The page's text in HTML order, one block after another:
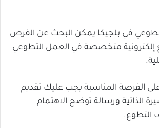
في بلجيكا يمكن البحث عن الفرص
إلكترونية متخصصة في العمل التطوعي
الفرصة المناسبة يجب عليك تقديم
الذاتية ورسالة توضح الاهتمام
التطوع.